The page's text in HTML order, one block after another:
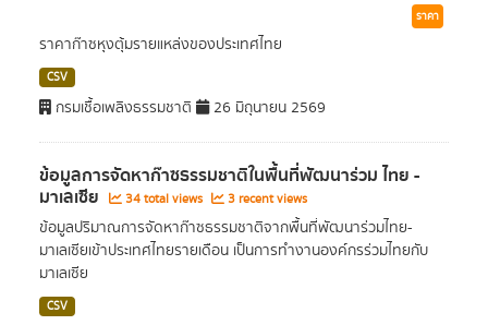
ราคา
ราคาก๊าซหุงตุ้มรายแหล่งของประเทศไทย
CSV
กรมเชื้อเพลิงธรรมชาติ 26 มิถุนายน 2569
ข้อมูลการจัดหาก๊าซธรรมชาติในพื้นที่พัฒนาร่วม ไทย -
มาเลเซีย 34 total views 3 recent views
ข้อมูลปริมาณการจัดหาก๊าซธรรมชาติจากพื้นที่พัฒนาร่วมไทย-
มาเลเซียเข้าประเทศไทยรายเดือน เป็นการทำงานองค์กรร่วมไทยกับ
มาเลเซีย
CSV